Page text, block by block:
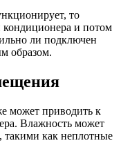
то
кондиционера и потом
ли подключен
образом.
может приводить к
Влажность может
как неплотные